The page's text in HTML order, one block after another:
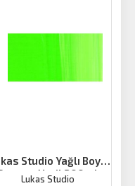
Studio Yağlı Boya
Yeşil 200ml
Lukas Studio